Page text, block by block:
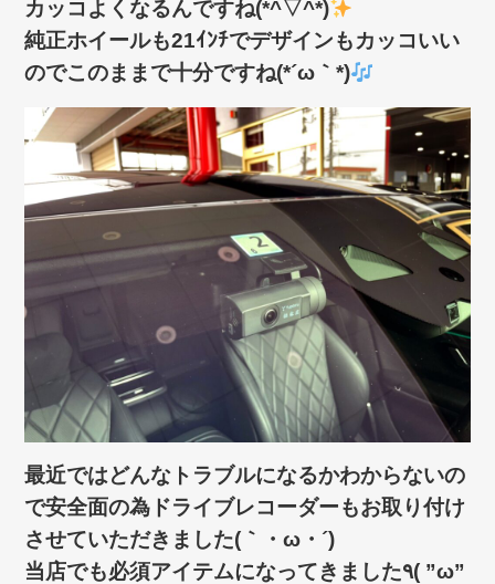
カッコよくなるんですね(*^▽^*)
純正ホイールも21ｲﾝﾁでデザインもカッコいい
のでこのままで十分ですね(*´ω｀*)
最近ではどんなトラブルになるかわからないの
で安全面の為ドライブレコーダーもお取り付け
させていただきました(｀・ω・´)ゞ
当店でも必須アイテムになってきました٩( ”ω”